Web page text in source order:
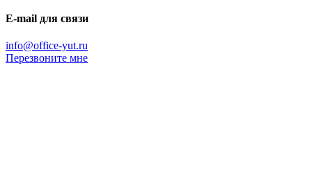
E-mail для связи
info@office-yut.ru
Перезвоните мне